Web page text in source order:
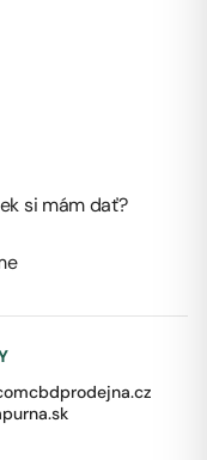
si mám dať?
cbdprodejna.cz